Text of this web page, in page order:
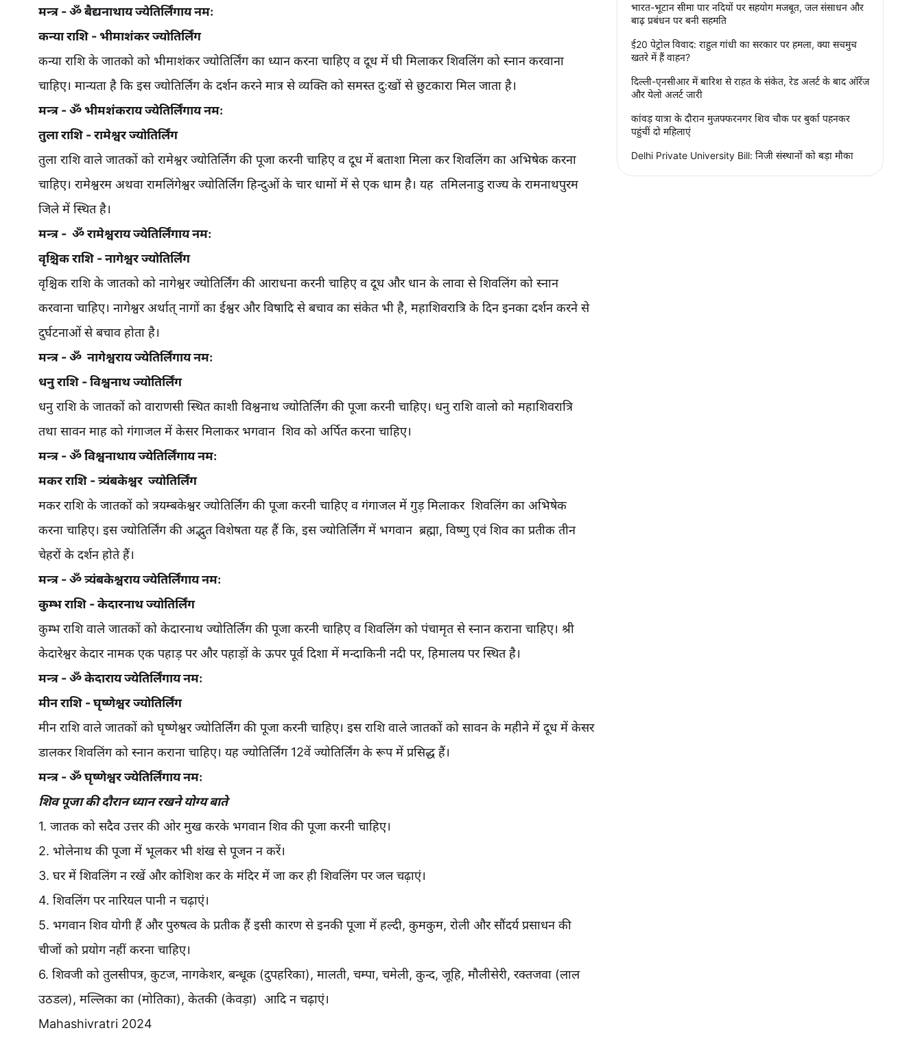
मन्त्र - ॐ बैद्यनाथाय ज्येतिर्लिंगाय नमः
कन्या राशि - भीमाशंकर ज्योतिर्लिंग
कन्या राशि के जातको को भीमाशंकर ज्योतिर्लिंग का ध्यान करना चाहिए व दूध में घी मिलाकर शिवलिंग को स्नान करवाना
चाहिए। मान्यता है कि इस ज्योतिर्लिंग के दर्शन करने मात्र से व्यक्ति को समस्त दुःखों से छुटकारा मिल जाता है।
मन्त्र - ॐ भीमशंकराय ज्येतिर्लिंगाय नमः
तुला राशि - रामेश्वर ज्योतिर्लिंग
तुला राशि वाले जातकों को रामेश्वर ज्योतिर्लिंग की पूजा करनी चाहिए व दूध में बताशा मिला कर शिवलिंग का अभिषेक करना
चाहिए। रामेश्वरम अथवा रामलिंगेश्वर ज्योतिर्लिंग हिन्दुओं के चार धामों में से एक धाम है। यह तमिलनाडु राज्य के रामनाथपुरम
जिले में स्थित है।
मन्त्र - ॐ रामेश्वराय ज्येतिर्लिंगाय नमः
वृश्चिक राशि - नागेश्वर ज्योतिर्लिंग
वृश्चिक राशि के जातको को नागेश्वर ज्योतिर्लिंग की आराधना करनी चाहिए व दूध और धान के लावा से शिवलिंग को स्नान
करवाना चाहिए। नागेश्वर अर्थात् नागों का ईश्वर और विषादि से बचाव का संकेत भी है, महाशिवरात्रि के दिन इनका दर्शन करने से
दुर्घटनाओं से बचाव होता है।
मन्त्र - ॐ नागेश्वराय ज्येतिर्लिंगाय नमः
धनु राशि - विश्वनाथ ज्योतिर्लिंग
धनु राशि के जातकों को वाराणसी स्थित काशी विश्वनाथ ज्योतिर्लिंग की पूजा करनी चाहिए। धनु राशि वालो को महाशिवरात्रि
तथा सावन माह को गंगाजल में केसर मिलाकर भगवान शिव को अर्पित करना चाहिए।
मन्त्र - ॐ विश्वनाथाय ज्येतिर्लिंगाय नमः
मकर राशि - त्र्यंबकेश्वर ज्योतिर्लिंग
मकर राशि के जातकों को त्रयम्बकेश्वर ज्योतिर्लिंग की पूजा करनी चाहिए व गंगाजल में गुड़ मिलाकर शिवलिंग का अभिषेक
करना चाहिए। इस ज्योतिर्लिंग की अद्भुत विशेषता यह हैं कि, इस ज्योतिर्लिंग में भगवान ब्रह्मा, विष्णु एवं शिव का प्रतीक तीन
चेहरों के दर्शन होते हैं।
मन्त्र - ॐ त्र्यंबकेश्वराय ज्येतिर्लिंगाय नमः
कुम्भ राशि - केदारनाथ ज्योतिर्लिंग
कुम्भ राशि वाले जातकों को केदारनाथ ज्योतिर्लिंग की पूजा करनी चाहिए व शिवलिंग को पंचामृत से स्नान कराना चाहिए। श्री
केदारेश्वर केदार नामक एक पहाड़ पर और पहाड़ों के ऊपर पूर्व दिशा में मन्दाकिनी नदी पर, हिमालय पर स्थित है।
मन्त्र - ॐ केदाराय ज्येतिर्लिंगाय नमः
मीन राशि - घृष्णेश्वर ज्योतिर्लिंग
मीन राशि वाले जातकों को घृष्णेश्वर ज्योतिर्लिंग की पूजा करनी चाहिए। इस राशि वाले जातकों को सावन के महीने में दूध में केसर
डालकर शिवलिंग को स्नान कराना चाहिए। यह ज्योतिर्लिंग 12वें ज्योतिर्लिंग के रूप में प्रसिद्ध हैं।
मन्त्र - ॐ घृष्णेश्वर ज्येतिर्लिंगाय नमः
शिव पूजा की दौरान ध्यान रखने योग्य बाते
1. जातक को सदैव उत्तर की ओर मुख करके भगवान शिव की पूजा करनी चाहिए।
2. भोलेनाथ की पूजा में भूलकर भी शंख से पूजन न करें।
3. घर में शिवलिंग न रखें और कोशिश कर के मंदिर में जा कर ही शिवलिंग पर जल चढ़ाएं।
4. शिवलिंग पर नारियल पानी न चढ़ाएं।
5. भगवान शिव योगी हैं और पुरुषत्व के प्रतीक हैं इसी कारण से इनकी पूजा में हल्दी, कुमकुम, रोली और सौंदर्य प्रसाधन की
चीजों को प्रयोग नहीं करना चाहिए।
6. शिवजी को तुलसीपत्र, कुटज, नागकेशर, बन्धूक (दुपहरिका), मालती, चम्पा, चमेली, कुन्द, जूहि, मौलीसेरी, रक्तजवा (लाल
उठडल), मल्लिका का (मोतिका), केतकी (केवड़ा) आदि न चढ़ाएं।
Mahashivratri 2024
भारत-भूटान सीमा पार नदियों पर सहयोग मजबूत, जल संसाधन और
बाढ़ प्रबंधन पर बनी सहमति
ई20 पेट्रोल विवाद: राहुल गांधी का सरकार पर हमला, क्या सचमुच
खतरे में हैं वाहन?
दिल्ली-एनसीआर में बारिश से राहत के संकेत, रेड अलर्ट के बाद ऑरेंज
और येलो अलर्ट जारी
कांवड़ यात्रा के दौरान मुजफ्फरनगर शिव चौक पर बुर्का पहनकर
पहुंचीं दो महिलाएं
Delhi Private University Bill: निजी संस्थानों को बड़ा मौका